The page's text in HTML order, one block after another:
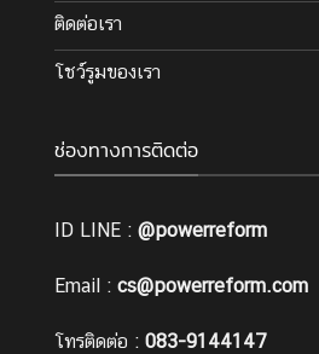
ติดต่อเรา
โชว์รูมของเรา
ช่องทางการติดต่อ
ID LINE : @powerreform
Email : cs@powerreform.com
โทรติดต่อ : 083-9144147